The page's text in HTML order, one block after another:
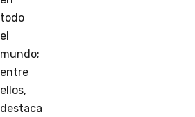
todo
el
mundo;
entre
ellos,
destaca